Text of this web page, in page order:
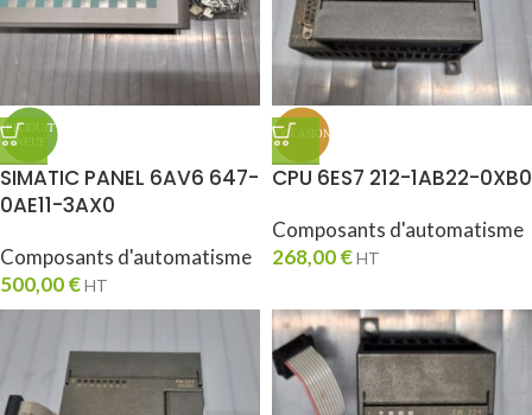
SIMATIC PANEL 6AV6 647-
0AE11-3AX0
Composants d'automatisme
500,00€HT
CPU 6ES7 212-1AB22-0XB0
Composants d'automatisme
268,00€HT